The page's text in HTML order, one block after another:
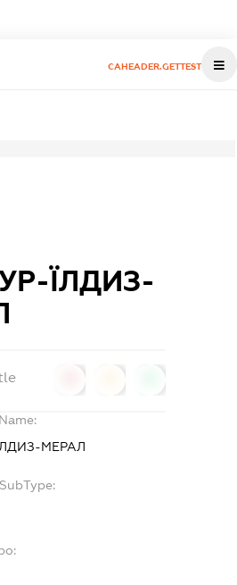
CAHEADER.GETTEST
ЇЛДИЗ-
МЕРАЛ